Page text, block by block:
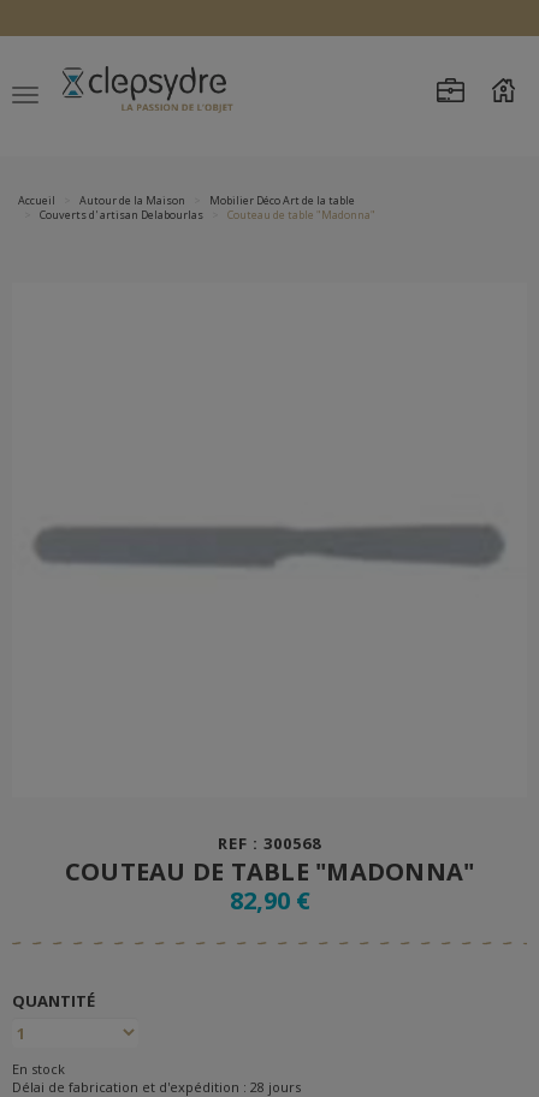
Accueil Autour de la Maison
Mobilier Déco Art de la table
Couverts d' artisan Delabourlas
Couteau de table "Madonna"
REF : 300568
COUTEAU DE TABLE "MADONNA"
82,90 €
QUANTITÉ
En stock
Délai de fabrication et d'expédition : 28 jours